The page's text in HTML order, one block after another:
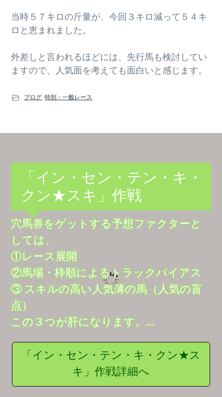
当時５７キロの斤量が、今回３キロ減って５４キ
ロと恵まれました。
外差しと言われるほどには、先行馬も検討してい
ますので、人気面を考えても面白いと感じます。
ブログ ,特別・一般レース
「イン・セン・テン・キ・
クン★スキ」作戦
穴馬券をゲットする予想ファクターと
しては、
①レース展開
②馬場・枠順によるトラックバイアス
③ スキルの高い人気薄の馬（人気の盲
点）
この３つが肝になります。…
「イン・セン・テン・キ・クン★ス
キ」作戦詳細へ